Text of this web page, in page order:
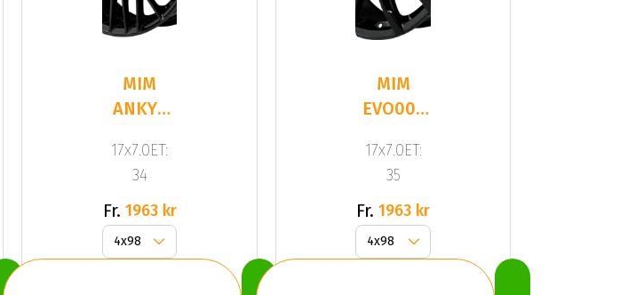
MIM
ANKY4
BLACK
17x7.0ET:
34
Fr. 1963 kr
MIM
EVO001
BLACK
17x7.0ET:
35
Fr. 1963 kr